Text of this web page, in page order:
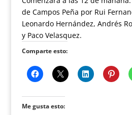
de Campos Peña por Rui
Leonardo Hernández, Andrés
y Paco Velasquez.
Comparte esto:
Me gusta esto: